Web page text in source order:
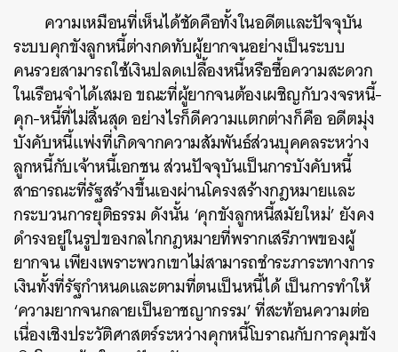
ความเหมือนที่เห็นได้ชัดคือทั้งในอดีตและปัจจุบัน
ระบบคุกขังลูกหนี้ต่างกดทับผู้ยากจนอย่างเป็นระบบ
คนรวยสามารถใช้เงินปลดเปลื้องหนี้หรือซื้อความสะดวก
ในเรือนจำได้เสมอ ขณะที่ผู้ยากจนต้องเผชิญกับวงจรหนี้-
คุก-หนี้ที่ไม่สิ้นสุด อย่างไรก็ดีความแตกต่างก็คือ อดีตมุ่ง
บังคับหนี้แพ่งที่เกิดจากความสัมพันธ์ส่วนบุคคลระหว่าง
ลูกหนี้กับเจ้าหนี้เอกชน ส่วนปัจจุบันเป็นการบังคับหนี้
สาธารณะที่รัฐสร้างขึ้นเองผ่านโครงสร้างกฎหมายและ
กระบวนการยุติธรรม ดังนั้น ‘คุกขังลูกหนี้สมัยใหม่’ ยังคง
ดำรงอยู่ในรูปของกลไกกฎหมายที่พรากเสรีภาพของผู้
ยากจน เพียงเพราะพวกเขาไม่สามารถชำระภาระทางการ
เงินทั้งที่รัฐกำหนดและตามที่ตนเป็นหนี้ได้ เป็นการทำให้
‘ความยากจนกลายเป็นอาชญากรรม’ ที่สะท้อนความต่อ
เนื่องเชิงประวัติศาสตร์ระหว่างคุกหนี้โบราณกับการคุมขัง